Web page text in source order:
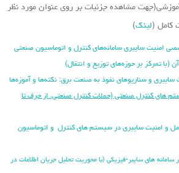
مشاهده جزئیات بر روی عنوان مورد نظر
کامل (لینک)
امنیت سایبری سامانه‌های کنترل و اتوماسیون صنعتی
(با تمرکز بر حوزه‌های توزیع و انتقال)
سایبری و سناریوهای نفوذ به صنعت برق: نکته‌ها و آموزه‌ها
های کنترل صنعتی (حملات کنترل صنعتی، از حرف تا
و امنیت سایبری در سیستم های کنترل و اتوماسیون
های سایبر-فیزیکی (با محوریت تحلیل جریان اطلاعات در